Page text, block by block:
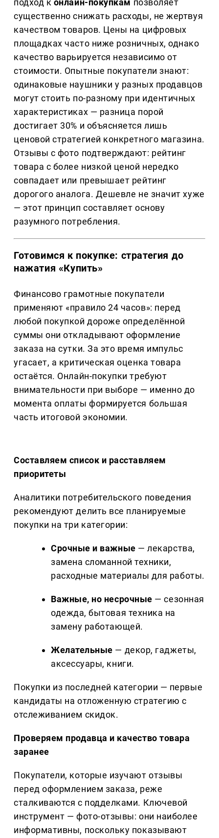
подход к онлайн-покупкам позволяет
существенно снижать расходы, не жертвуя
качеством товаров. Цены на цифровых
площадках часто ниже розничных, однако
качество варьируется независимо от
стоимости. Опытные покупатели знают:
одинаковые наушники у разных продавцов
могут стоить по-разному при идентичных
характеристиках — разница порой
достигает 30% и объясняется лишь
ценовой стратегией конкретного магазина.
Отзывы с фото подтверждают: рейтинг
товара с более низкой ценой нередко
совпадает или превышает рейтинг
дорогого аналога. Дешевле не значит хуже
— этот принцип составляет основу
разумного потребления.
Готовимся к покупке: стратегия до
нажатия «Купить»
Финансово грамотные покупатели
применяют «правило 24 часов»: перед
любой покупкой дороже определённой
суммы они откладывают оформление
заказа на сутки. За это время импульс
угасает, а критическая оценка товара
остаётся. Онлайн-покупки требуют
внимательности при выборе — именно до
момента оплаты формируется большая
часть итоговой экономии.
Составляем список и расставляем
приоритеты
Аналитики потребительского поведения
рекомендуют делить все планируемые
покупки на три категории:
Срочные и важные — лекарства,
замена сломанной техники,
расходные материалы для работы.
Важные, но несрочные — сезонная
одежда, бытовая техника на
замену работающей.
Желательные — декор, гаджеты,
аксессуары, книги.
Покупки из последней категории — первые
кандидаты на отложенную стратегию с
отслеживанием скидок.
Проверяем продавца и качество товара
заранее
Покупатели, которые изучают отзывы
перед оформлением заказа, реже
сталкиваются с подделками. Ключевой
инструмент — фото-отзывы: они наиболее
информативны, поскольку показывают